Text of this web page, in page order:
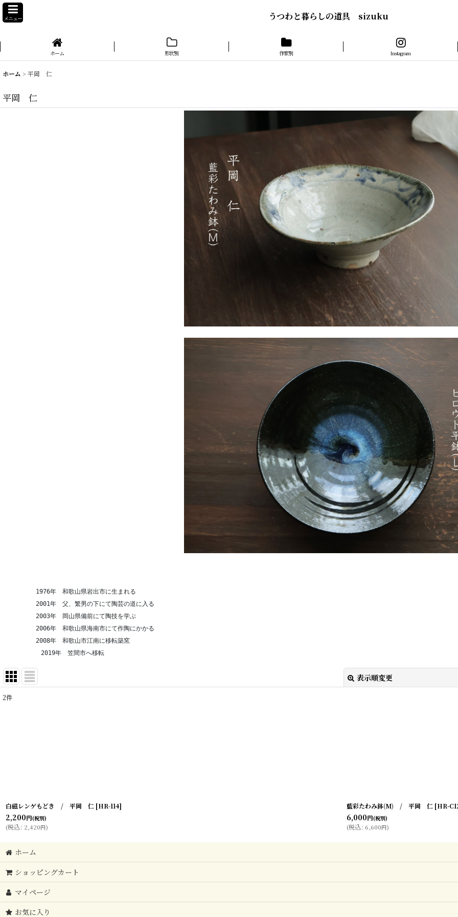
メニュー うつわと暮らしの道具 sizuku
ホーム 形状別 作家別 Instagram
ホーム > 平岡 仁
平岡 仁
1976年　和歌山県岩出市に生まれる
2001年　父、繁男の下にて陶芸の道に入る
2003年　岡山県備前にて陶技を学ぶ
2006年　和歌山県海南市にて作陶にかかる
2008年　和歌山市江南に移転築窯
          2019年　笠間市へ移転
表示順変更
2件
白磁レンゲもどき / 平岡 仁 [HR-114]
2,200円(税別)
(税込: 2,420円)
藍彩たわみ鉢(M) / 平岡 仁 [HR-
6,000円(税別)
(税込: 6,600円)
ホーム
ショッピングカート
マイページ
お気に入り